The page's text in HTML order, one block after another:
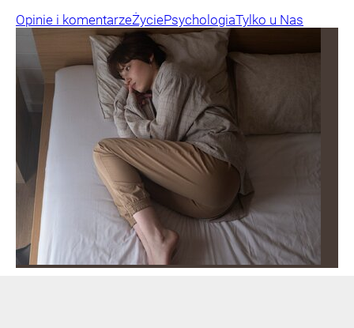
Opinie i komentarzeŻyciePsychologiaTylko u Nas